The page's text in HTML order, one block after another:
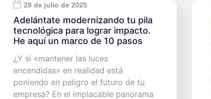
28 de julio de 2025
Adelántate modernizando tu pila
tecnológica para lograr impacto.
He aquí un marco de 10 pasos
¿Y si «mantener las luces
encendidas» en realidad está
poniendo en peligro el futuro de tu
empresa? En el implacable panorama